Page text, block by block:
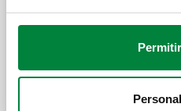
Kit de